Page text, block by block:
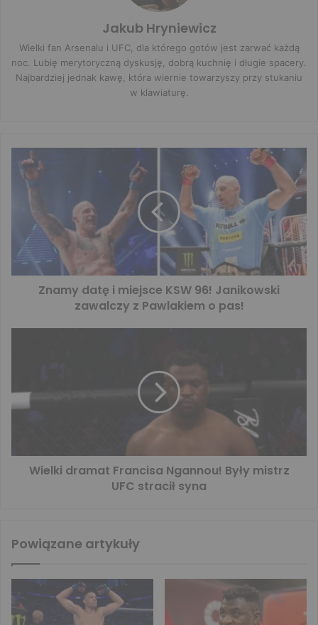
Jakub Hryniewicz
Wielki fan Arsenalu i UFC, dla którego gotów jest zarwać każdą
noc. Lubię merytoryczną dyskusję, dobrą kuchnię i długie spacery.
Najbardziej jednak kawę, która wiernie towarzyszy przy stukaniu
w klawiaturę.
Znamy datę i miejsce KSW 96! Janikowski
zawalczy z Pawlakiem o pas!
Wielki dramat Francisa Ngannou! Były mistrz
UFC stracił syna
Powiązane artykuły